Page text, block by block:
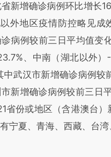
增确诊病例环比增长
外地区疫情防控略见
病例较前三日平均值变
、中南（湖北以外）
武汉市新增确诊病例较
新增确诊病例较前三日
省份或地区（含港澳台
宁夏、青海、西藏、台湾